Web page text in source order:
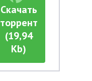
Скачать
торрент
(19,94
Kb)